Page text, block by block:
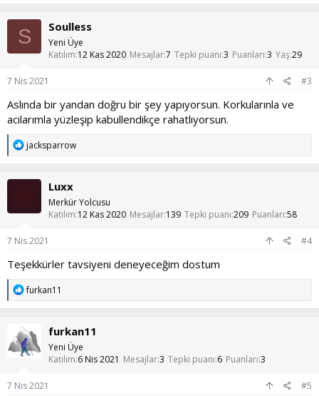
p
k
i
l
e
S Soulless
Yeni Üye
Katılım 12 Kas 2020 Mesajlar7 Tepki puanı 3 Puanları 3 Yaş 29
7 Nis 2021 #3
Aslında bir yandan doğru bir şey yapıyorsun. Korkularınla ve
acılarımla yüzleşip kabullendikçe rahatlıyorsun.
T
p
k
e
jacksparrow
Luxx
Merkür Yolcusu
Katılım 12 Kas 2020 Mesajlar 139 Tepki puanı 209 Puanları 58
7 Nis 2021 #4
Teşekkürler tavsiyeni deneyeceğim dostum
T
p
i
l
e
furkan11
furkan11
Yeni Üye
Katılım 6 Nis 2021 Mesajlar3 Tepki puanı 6 Puanları 3
7 Nis 2021 #5